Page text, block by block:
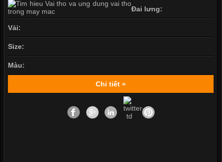
Đai lưng:
Vải:
Size:
Màu:
Chi tiết »